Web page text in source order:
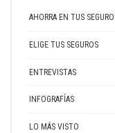
AHORRA EN TUS
ELIGE TUS SEGUROS
ENTREVISTAS
INFOGRAFÍAS
LO MÁS VISTO